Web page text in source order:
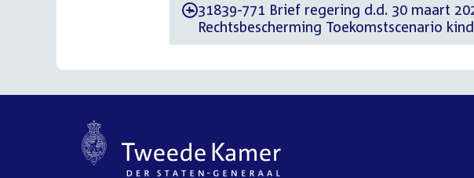
-31839-771 Brief regering d.d. 30 maart
Rechtsbescherming Toekomstscenario